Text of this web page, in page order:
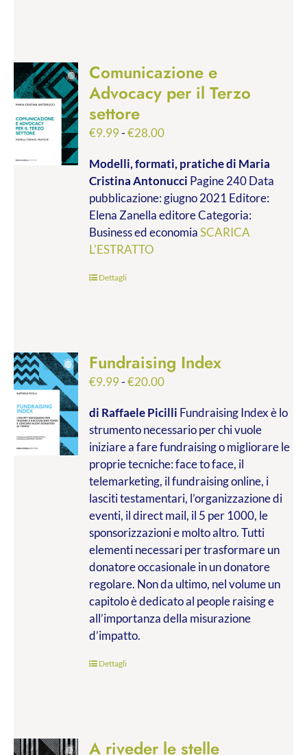
Comunicazione e
Advocacy per il Terzo
settore
€9.99-€28.00Fascia
prezzo:
da
€9.99
a
€28.00
Modelli, formati, pratichedi Maria
Cristina Antonucci Pagine 240 Data
pubblicazione: giugno 2021 Editore:
Elena Zanella editore Categoria:
Business ed economiaSCARICA
L'ESTRATTO
Dettagli
Fundraising Index
€9.99-€20.00Fascia
prezzo:
da
€9.99
a
€20.00
di Raffaele Picilli Fundraising Index è lo
strumento necessario per chi vuole
iniziare a fare fundraising o migliorare le
proprie tecniche: face to face, il
telemarketing, il fundraising online, i
lasciti testamentari, l’organizzazione di
eventi, il direct mail, il 5 per 1000, le
sponsorizzazioni e molto altro. Tutti
elementi necessari per trasformare un
donatore occasionale in un donatore
regolare. Non da ultimo, nel volume un
capitolo è dedicato al people raising e
all’importanza della misurazione
d’impatto.
Dettagli
A riveder le stelle